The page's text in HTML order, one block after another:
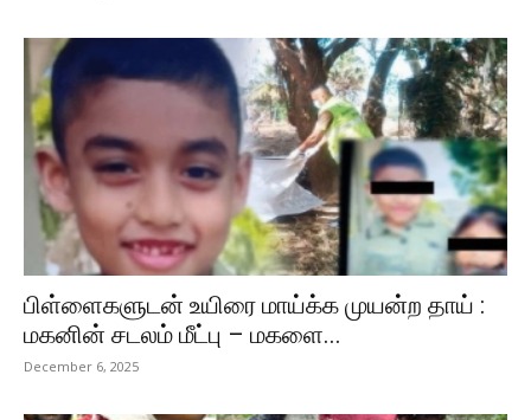
பிள்ளைகளுடன் உயிரை மாய்க்க முயன்ற தாய் :
மகனின் சடலம் மீட்பு – மகளை...
December 6, 2025